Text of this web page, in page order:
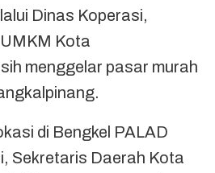
Dinas Koperasi,
Kota
menggelar pasar murah
di Bengkel PALAD
Sekretaris Daerah Kota